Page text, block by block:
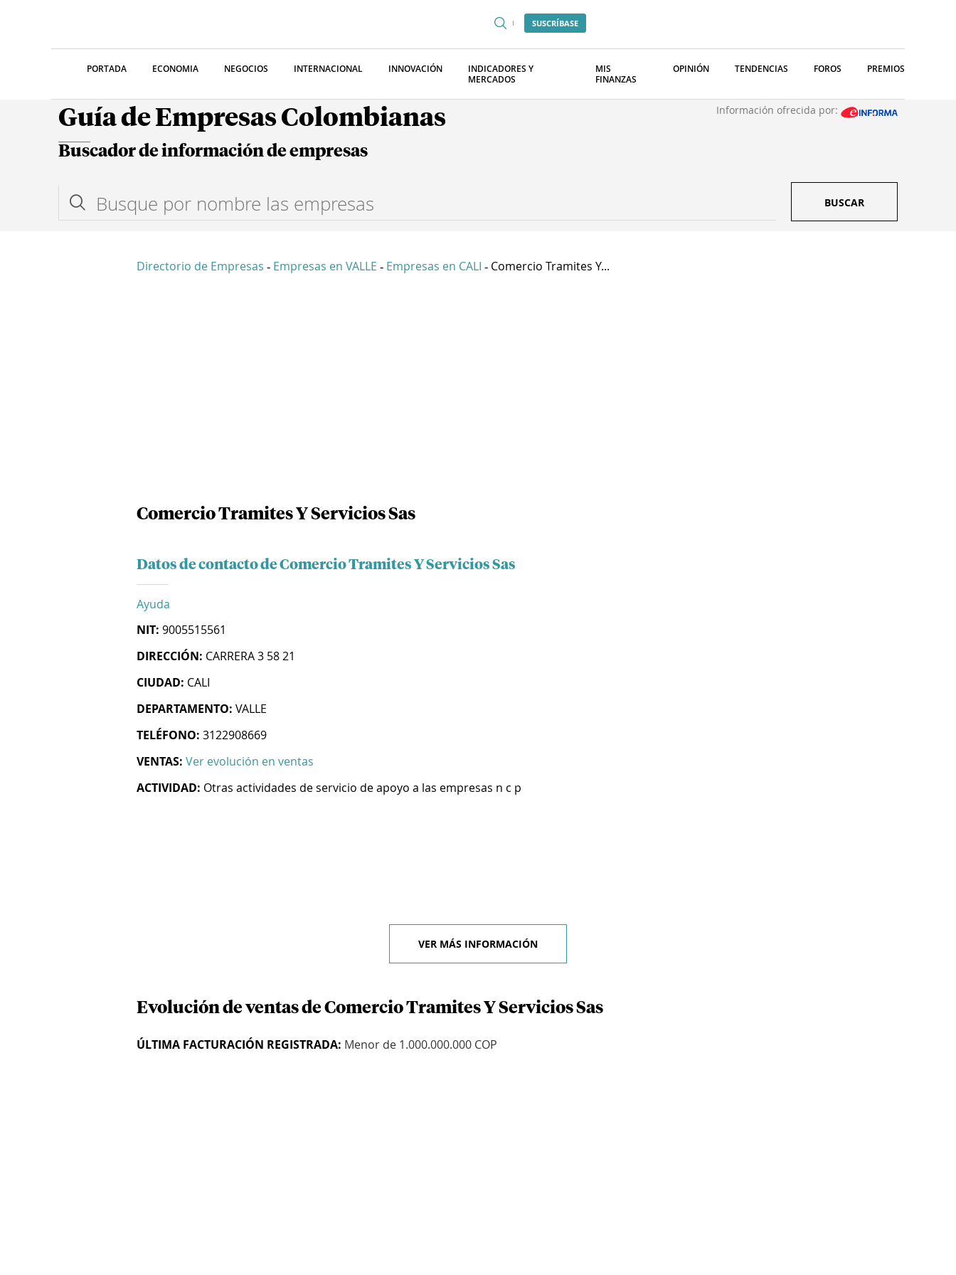
SUSCRÍBASE
PORTADA ECONOMIA NEGOCIOS INTERNACIONAL INNOVACIÓN
INDICADORES Y
MERCADOS
MIS
FINANZAS
OPINIÓN TENDENCIAS FOROS PREMIOS
Guía de Empresas Colombianas Información ofrecida por:
Buscador de información de empresas
BUSCAR
Directorio de Empresas - Empresas en VALLE - Empresas en CALI - Comercio Tramites Y...
Comercio Tramites Y Servicios Sas
Datos de contacto de Comercio Tramites Y Servicios Sas
Ayuda
NIT: 9005515561
DIRECCIÓN: CARRERA 3 58 21
CIUDAD: CALI
DEPARTAMENTO: VALLE
TELÉFONO: 3122908669
VENTAS: Ver evolución en ventas
ACTIVIDAD: Otras actividades de servicio de apoyo a las empresas n c p
VER MÁS INFORMACIÓN
Evolución de ventas de Comercio Tramites Y Servicios Sas
ÚLTIMA FACTURACIÓN REGISTRADA: Menor de 1.000.000.000 COP